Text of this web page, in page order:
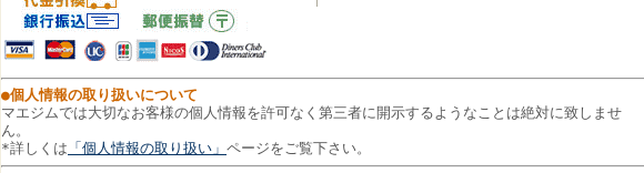
●個人情報の取り扱いについて
マエジムでは大切なお客様の個人情報を許可なく第三者に開示するようなことは絶対に致しませ
ん。
*詳しくは 「個人情報の取り扱い」 ページをご覧下さい。